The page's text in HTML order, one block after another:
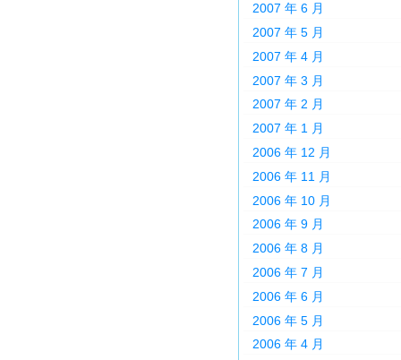
2007 年 6 月
2007 年 5 月
2007 年 4 月
2007 年 3 月
2007 年 2 月
2007 年 1 月
2006 年 12 月
2006 年 11 月
2006 年 10 月
2006 年 9 月
2006 年 8 月
2006 年 7 月
2006 年 6 月
2006 年 5 月
2006 年 4 月